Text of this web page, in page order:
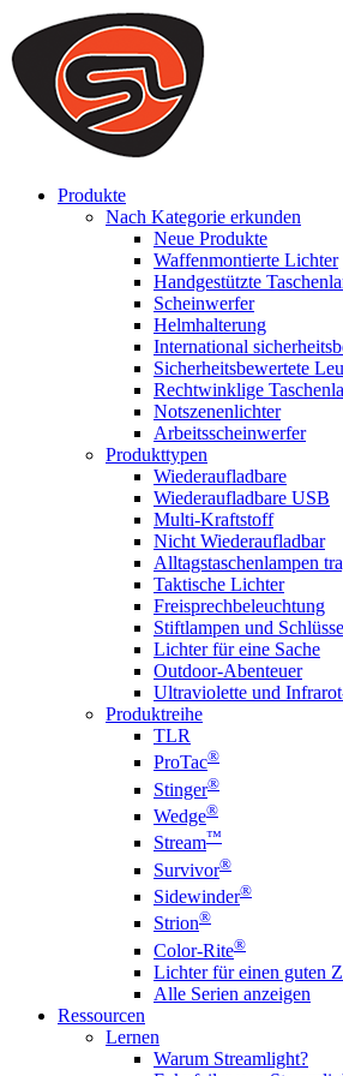
We use cookies to ensure that we provide
you a better experience. To learn more or
ACCEPT AND CLOSE
Produkte
Nach Kategorie erkunden
Neue Produkte
Waffenmontierte Lichter
Handgestützte
Scheinwerfer
Helmhalterung
International
Sicherheitsbewertete
Rechtwinklige
Notszenenlichter
Arbeitsscheinwerfer
Produkttypen
Wiederaufladbare
Wiederaufladbare USB
Multi-Kraftstoff
Nicht Wiederaufladbar
Alltagstaschenlampen
Taktische Lichter
Freisprechbeleuchtung
Stiftlampen und
Lichter für eine Sache
Outdoor-Abenteuer
Ultraviolette und
Produktreihe
TLR
ProTac®
Stinger®
Wedge®
Stream™
Survivor®
Sidewinder®
Strion®
Color-Rite®
Lichter für einen guten
Alle Serien anzeigen
Ressourcen
Lernen
Warum Streamlight?